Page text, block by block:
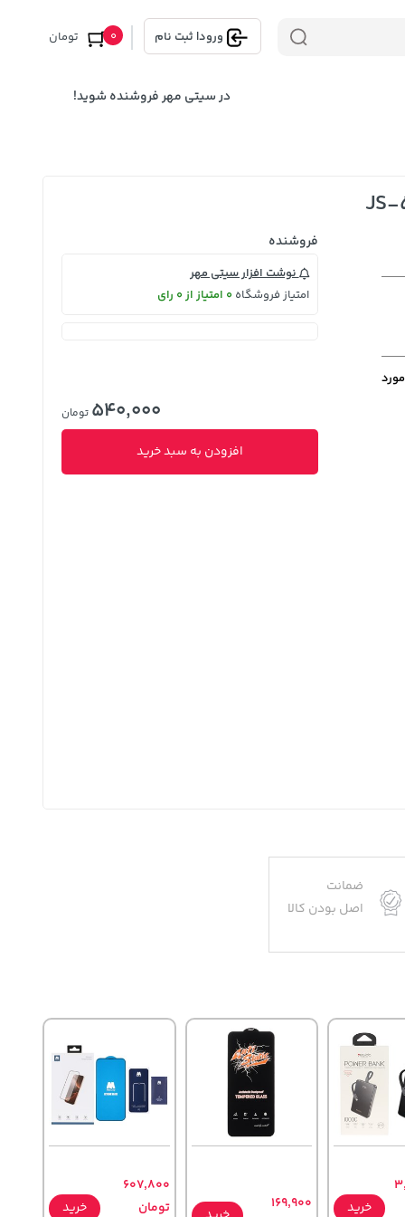
ورود| ثبت نام تومان 0
در سیتی مهر فروشنده شوید!
فروشنده
نوشت افزار سیتی مهر
امتیاز فروشگاه0 امتیاز از 0 رای
540,000 تومان
افزودن به سبد خرید
ضمانت
اصل بودن کالا
خرید
169,900
607,800
تومان
خرید